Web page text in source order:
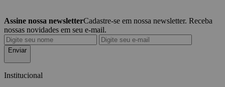
Assine nossa newsletterCadastre-se em nossa newsletter. Receba
nossas novidades em seu e-mail.
Enviar
Institucional